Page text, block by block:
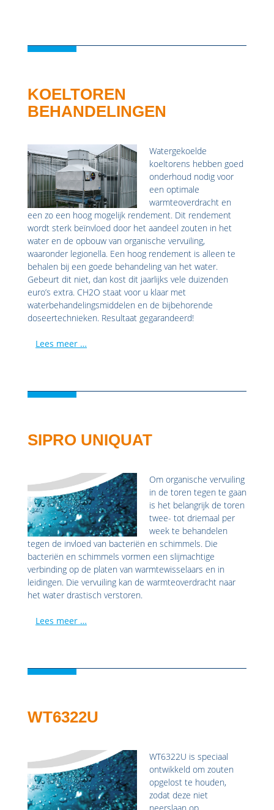
KOELTOREN
BEHANDELINGEN
Watergekoelde
koeltorens hebben goed
onderhoud nodig voor
een optimale
warmteoverdracht en
een zo een hoog mogelijk rendement. Dit rendement
wordt sterk beïnvloed door het aandeel zouten in het
water en de opbouw van organische vervuiling,
waaronder legionella. Een hoog rendement is alleen te
behalen bij een goede behandeling van het water.
Gebeurt dit niet, dan kost dit jaarlijks vele duizenden
euro’s extra. CH2O staat voor u klaar met
waterbehandelingsmiddelen en de bijbehorende
doseertechnieken. Resultaat gegarandeerd!
Lees meer …
SIPRO UNIQUAT
Om organische vervuiling
in de toren tegen te gaan
is het belangrijk de toren
twee- tot driemaal per
week te behandelen
tegen de invloed van bacteriën en schimmels. Die
bacteriën en schimmels vormen een slijmachtige
verbinding op de platen van warmtewisselaars en in
leidingen. Die vervuiling kan de warmteoverdracht naar
het water drastisch verstoren.
Lees meer …
WT6322U
WT6322U is speciaal
ontwikkeld om zouten
opgelost te houden,
zodat deze niet
neerslaan op